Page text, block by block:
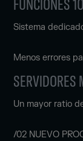
FUNCIONES
Sistema
Menos errores
SERVIDORES
Un mayor ratio
/02 NUEVO